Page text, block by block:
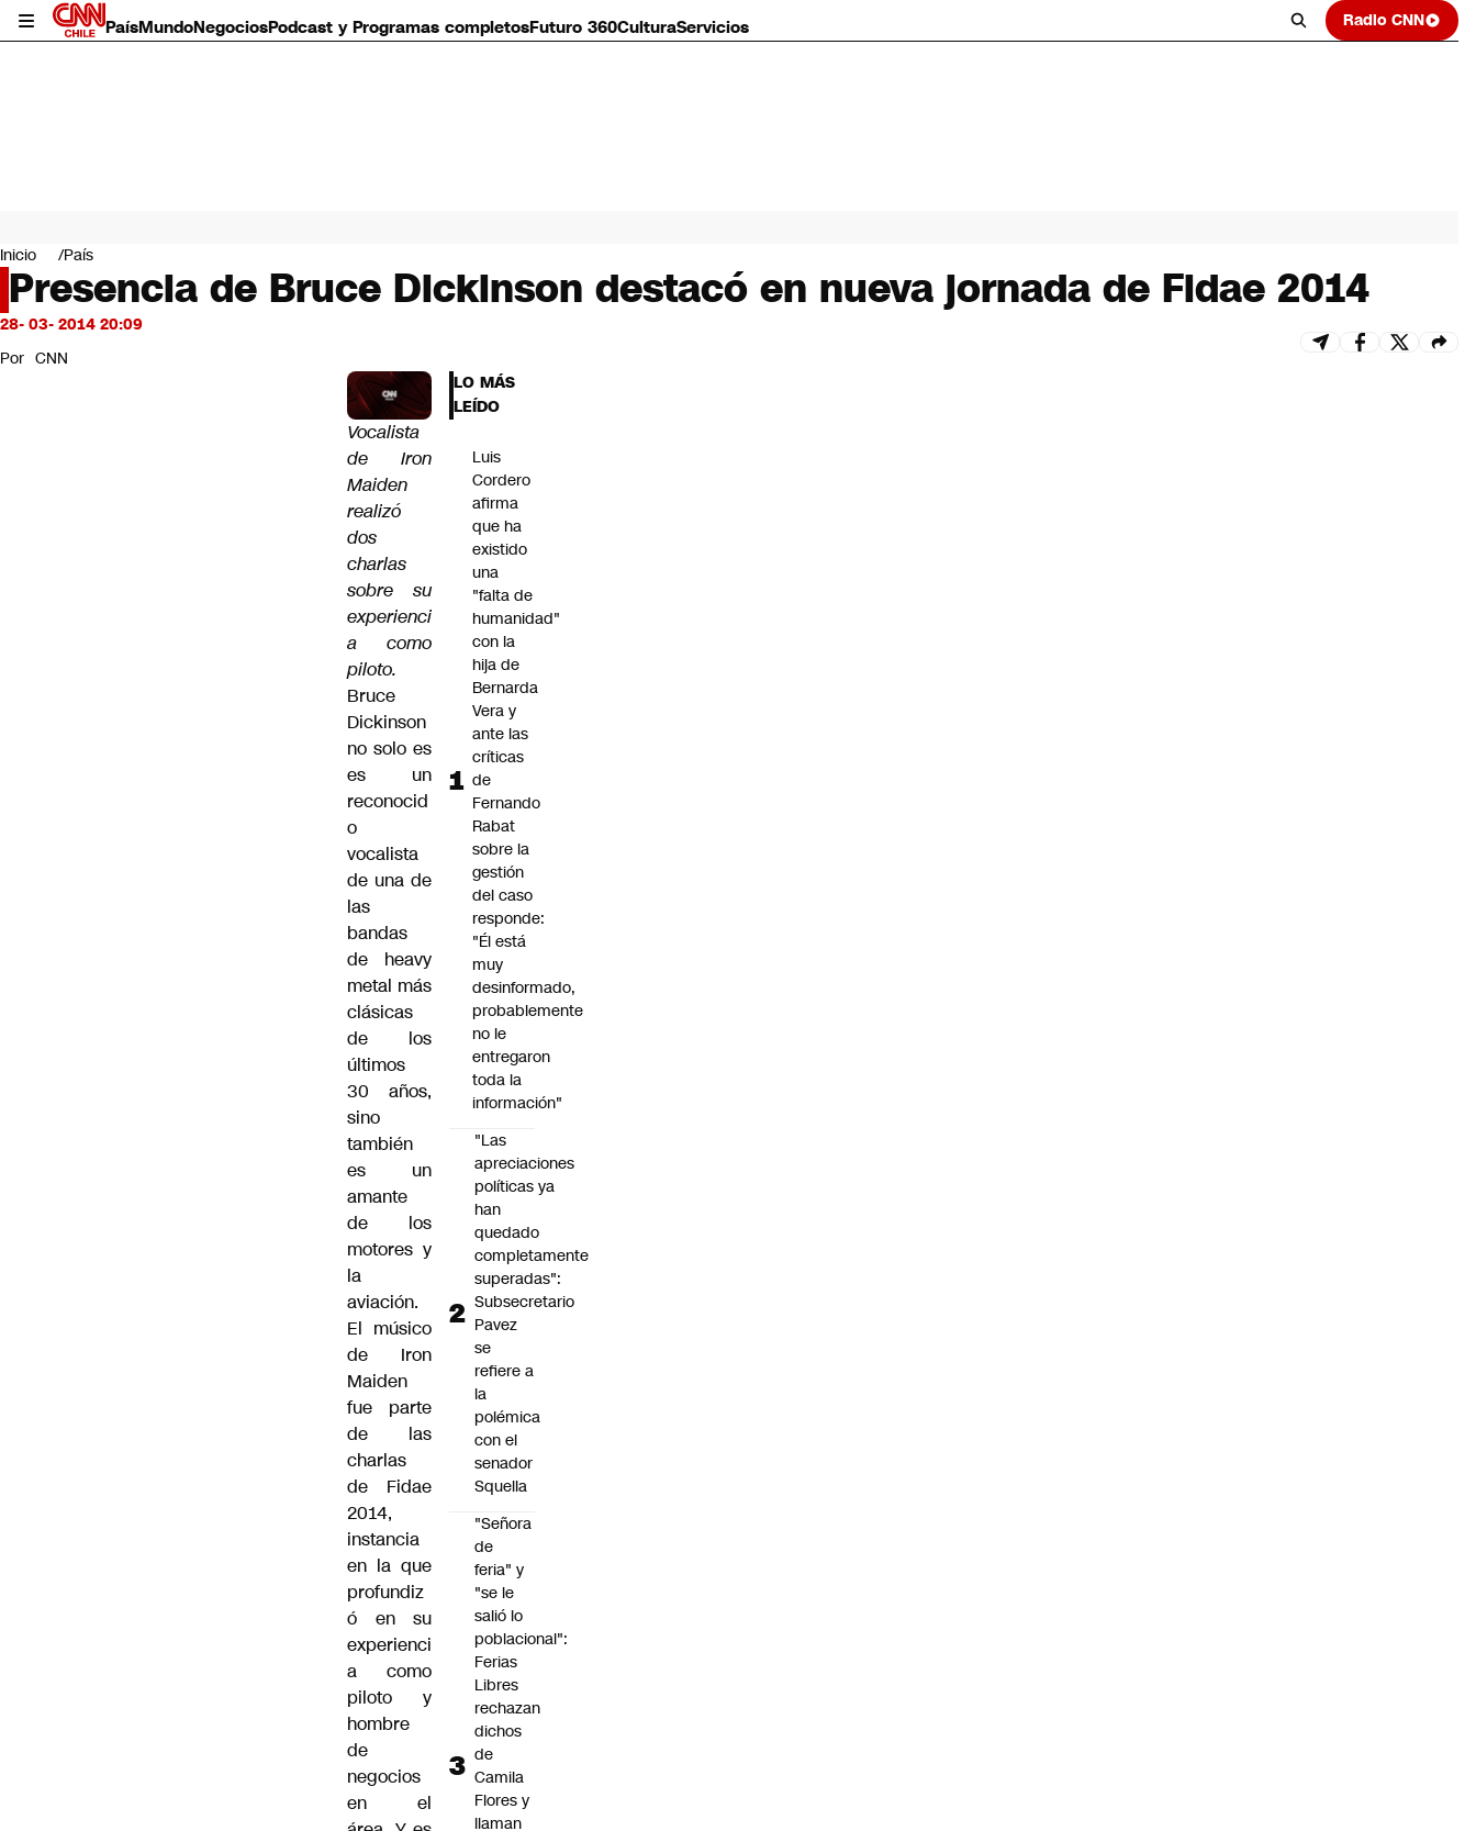
PaísMundoNegociosPodcast y Programas completosFuturo 360CulturaServicios Radio CNN
Mundo
Negocios
Deportes
Programas completos
Servicios
Inicio País
Presencia de Bruce Dickinson destacó en nueva jornada de Fidae 2014
28- 03- 2014 20:09
Por CNN
Vocalista
de Iron
Maiden
realizó
dos
charlas
sobre su
experienci
a como
piloto.
Bruce
Dickinson
no solo es
es un
reconocid
o
vocalista
de una de
las
bandas
de heavy
metal más
clásicas
de los
últimos
30 años,
sino
también
es un
amante
de los
motores y
la
aviación.
El músico
de Iron
Maiden
fue parte
de las
charlas
de Fidae
2014,
instancia
en la que
profundiz
ó en su
experienci
a como
piloto y
hombre
de
negocios
en el
LO MÁS
LEÍDO
Luis
Cordero
afirma
que ha
existido
una
"falta de
humanidad"
con la
hija de
Bernarda
Vera y
ante las
críticas
de
Fernando
Rabat
sobre la
gestión
del caso
responde:
"Él está
muy
desinformado,
probablemente
no le
entregaron
toda la
información"
"Las
apreciaciones
políticas ya
han
quedado
completamente
superadas":
Subsecretario
Pavez
se
refiere a
la
polémica
con el
senador
Squella
"Señora
de
feria" y
"se le
salió lo
poblacional":
Ferias
Libres
rechazan
dichos
de
Camila
Flores y
llaman